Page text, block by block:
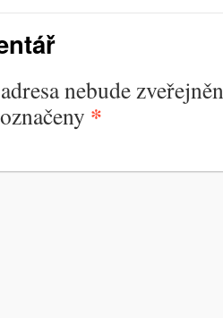
nebude
*